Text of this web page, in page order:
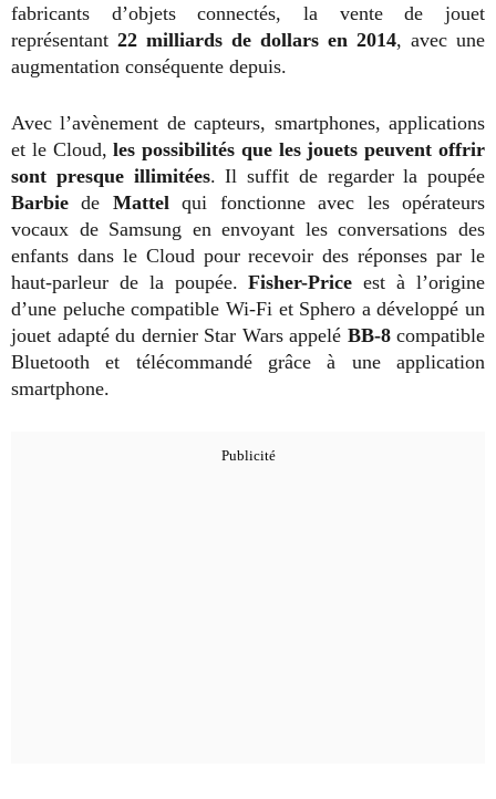
fabricants d’objets connectés, la vente de jouet
représentant 22 milliards de dollars en 2014, avec une
augmentation conséquente depuis.
Avec l’avènement de capteurs, smartphones, applications
et le Cloud,les possibilités que les jouets peuvent offrir
sont presque illimitées. Il suffit de regarder la poupée
Barbie de Mattel qui fonctionne avec les opérateurs
vocaux de Samsung en envoyant les conversations des
enfants dans le Cloud pour recevoir des réponses par le
haut-parleur de la poupée.Fisher-Price est à l’origine
d’une peluche compatible Wi-Fi et Sphero a développé un
jouet adapté du dernier Star Wars appelé BB-8compatible
Bluetooth et télécommandé grâce à une application
smartphone.